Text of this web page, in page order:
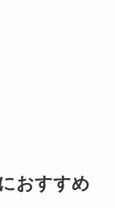
おすすめ